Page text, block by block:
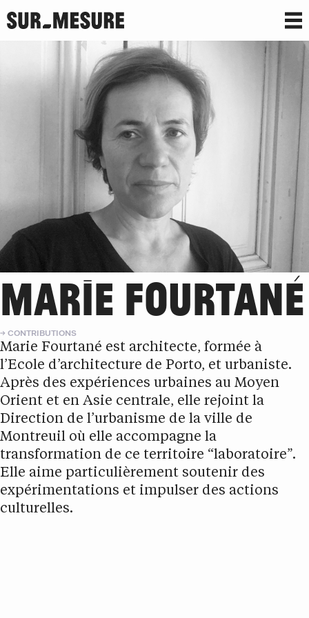
MARIE FOURTANÉ
CONTRIBUTIONS
Marie Fourtané est architecte, formée à
l’Ecole d’architecture de Porto, et urbaniste.
Après des expériences urbaines au Moyen
Orient et en Asie centrale, elle rejoint la
Direction de l’urbanisme de la ville de
Montreuil où elle accompagne la
transformation de ce territoire “laboratoire”.
Elle aime particulièrement soutenir des
expérimentations et impulser des actions
culturelles.